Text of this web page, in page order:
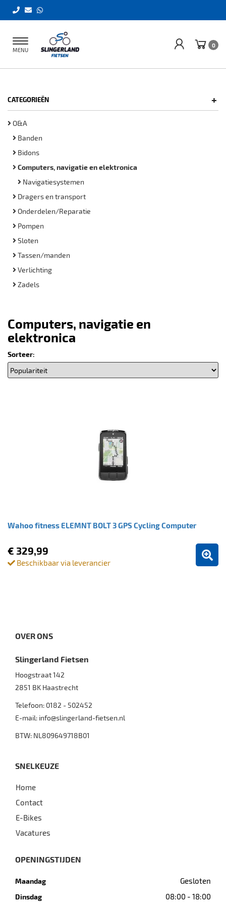
Toggle
navigation
MENU
0
CATEGORIEËN +
O&A
Banden
Bidons
Computers, navigatie en elektronica
Navigatiesystemen
Dragers en transport
Onderdelen/Reparatie
Pompen
Sloten
Tassen/manden
Verlichting
Zadels
Computers, navigatie en
elektronica
Sorteer:
Wahoo fitness ELEMNT BOLT 3 GPS Cycling Computer
€ 329,99
Beschikbaar via leverancier
OVER ONS
Slingerland Fietsen
Hoogstraat 142
2851 BK Haastrecht
Telefoon: 0182 - 502452
E-mail: info@slingerland-fietsen.nl
BTW: NL809649718B01
SNELKEUZE
Home
Contact
E-Bikes
Vacatures
OPENINGSTIJDEN
Maandag Gesloten
Dinsdag 08:00 - 18:00